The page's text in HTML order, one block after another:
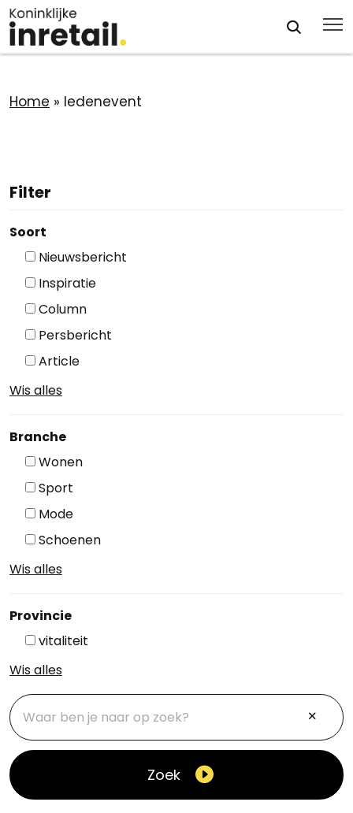
Home » ledenevent
Filter
Soort
Nieuwsbericht
Inspiratie
Column
Persbericht
Article
Wis alles
Branche
Wonen
Sport
Mode
Schoenen
Wis alles
Provincie
vitaliteit
Wis alles
Zoek